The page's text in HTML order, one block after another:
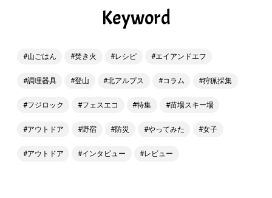
Keyword
山ごはん 焚き火 レシピ エイアンドエフ
調理器具 登山 北アルプス コラム 狩猟採集
フジロック フェスエコ 特集 苗場スキー場
アウトドア 野宿 防災 やってみた 女子
アウトドア インタビュー レビュー